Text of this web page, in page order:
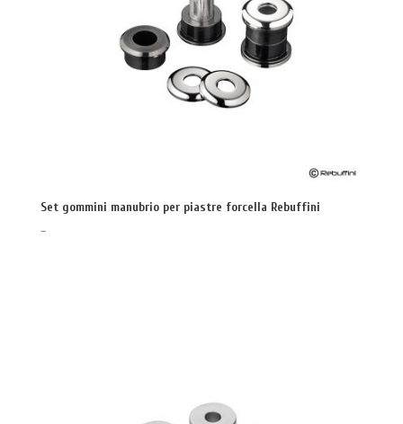
Set gommini manubrio per piastre forcella Rebuffini
–